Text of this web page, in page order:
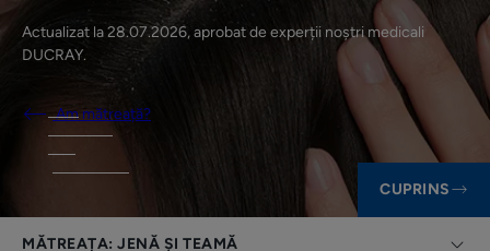
Actualizat la28.07.2026, aprobat de experții noștri medicali
DUCRAY.
Am mătreață?
CUPRINS
MĂTREAȚA: JENĂ ȘI TEAMĂ